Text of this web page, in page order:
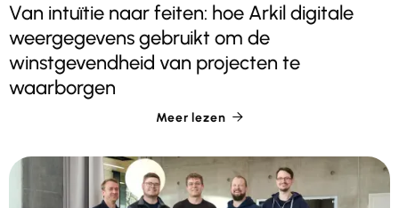
Van intuïtie naar feiten: hoe Arkil digitale
weergegevens gebruikt om de
winstgevendheid van projecten te
waarborgen
Meer lezen 